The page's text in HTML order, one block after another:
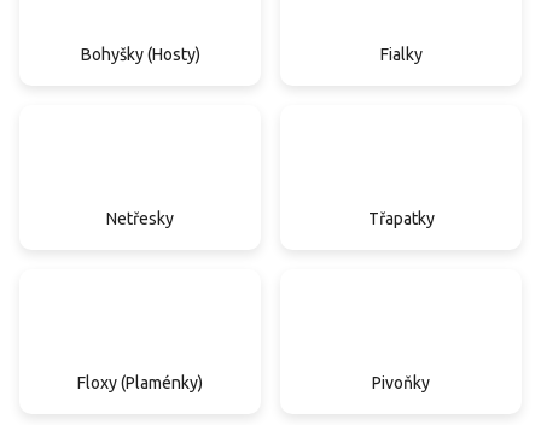
Bohyšky (Hosty) Fialky
Netřesky Třapatky
Floxy (Plaménky) Pivoňky